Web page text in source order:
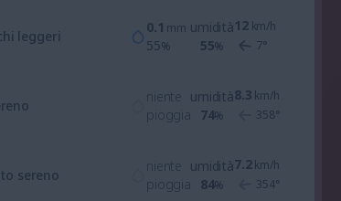
leggeri
0.1 mm
55%
umidità
55%
12km/h
7°
niente
pioggia
umidità
74%
8.3 km/h
358°
sereno
niente
pioggia
umidità
84%
7.2km/h
354°